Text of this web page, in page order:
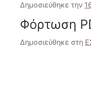
Δημοσιεύθηκε την
Φόρτωση
Δημοσιεύθηκε στη